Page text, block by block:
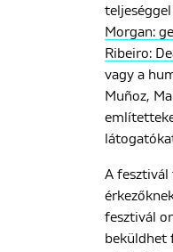
Morgan:
Ribeiro:
vagy a
Muñoz,
A fesztivál
fesztivál
beküldhet